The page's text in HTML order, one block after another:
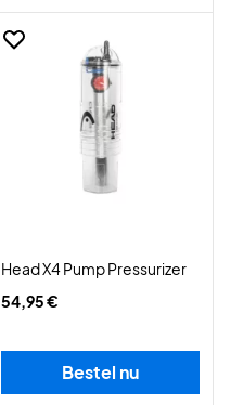
Head X4 Pump Pressurizer
54,95 €
Bestel nu